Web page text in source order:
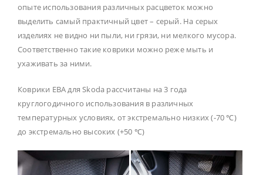
опыте использования различных расцветок можно
выделить самый практичный цвет – серый. На серых
изделиях не видно ни пыли, ни грязи, ни мелкого мусора.
Соответственно такие коврики можно реже мыть и
ухаживать за ними.
Коврики ЕВА для Skoda рассчитаны на 3 года
круглогодичного использования в различных
температурных условиях, от экстремально низких (-70 ℃)
до экстремально высоких (+50 ℃)